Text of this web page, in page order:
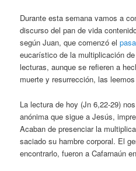
Durante esta semana vamos a
discurso del pan de vida
según Juan, que comenzó el
eucarístico de la multiplicación
lecturas, aunque se refieren a
muerte y resurrección, las
La lectura de hoy (Jn 6,22-29)
anónima que sigue a Jesús,
Acaban de presenciar la
saciado su hambre corporal. El
encontrarlo, fueron a Cafarnaún